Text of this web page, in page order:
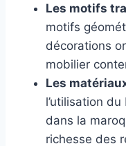
Les motifs
motifs
décorations
mobilier
Les
l’utilisation
dans la
richesse des